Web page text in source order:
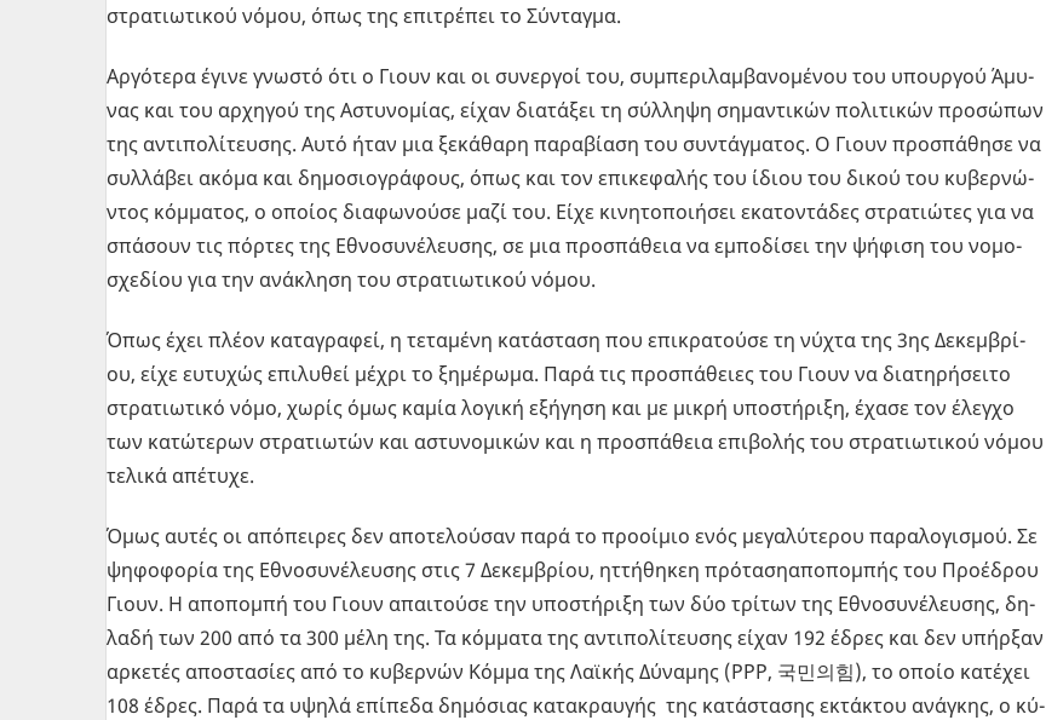
στρα­τιω­τι­κού νόμου, όπως της επι­τρέ­πει το Σύ­νταγ­μα.
Αρ­γό­τε­ρα έγινε γνω­στό ότι ο Γιουν και οι συ­νερ­γοί του, συ­μπε­ρι­λαμ­βα­νο­μέ­νου του υπουρ­γού Άμυ­
νας και του αρ­χη­γού της Αστυ­νο­μί­ας, είχαν δια­τά­ξει τη σύλ­λη­ψη ση­μα­ντι­κών πο­λι­τι­κών προ­σώ­πων
της αντι­πο­λί­τευ­σης. Αυτό ήταν μια ξε­κά­θα­ρη πα­ρα­βί­α­ση του συ­ντάγ­μα­τος. Ο Γιουν προ­σπά­θη­σε να
συλ­λά­βει ακόμα και δη­μο­σιο­γρά­φους, όπως και τον επι­κε­φα­λής του ίδιου του δικού του κυ­βερ­νώ­
ντος κόμ­μα­τος, ο οποί­ος δια­φω­νού­σε μαζί του. Είχε κι­νη­το­ποι­ή­σει εκα­το­ντά­δες στρα­τιώ­τες για να
σπά­σουν τις πόρ­τες της Εθνο­συ­νέ­λευ­σης, σε μια προ­σπά­θεια να εμπο­δί­σει την ψή­φι­ση του νο­μο­
σχε­δί­ου για την ανά­κλη­ση του στρα­τιω­τι­κού νόμου.
Όπως έχει πλέον κα­τα­γρα­φεί, η τε­τα­μέ­νη κα­τά­στα­ση που επι­κρα­τού­σε τη νύχτα της 3ης Δε­κεμ­βρί­
ου, είχε ευ­τυ­χώς επι­λυ­θεί μέχρι το ξη­μέ­ρω­μα. Παρά τις προ­σπά­θειες του Γιουν να δια­τη­ρή­σει­το
στρα­τιω­τι­κό νόμο, χωρίς όμως καμία λο­γι­κή εξή­γη­ση και με μικρή υπο­στή­ρι­ξη, έχασε τον έλεγ­χο
των κα­τώ­τε­ρων στρα­τιω­τών και αστυ­νο­μι­κών και η προ­σπά­θεια επι­βο­λής του στρα­τιω­τι­κού νόμου
τε­λι­κά απέ­τυ­χε.
Όμως αυτές οι από­πει­ρες δεν απο­τε­λού­σαν παρά το προ­οί­μιο ενός με­γα­λύ­τε­ρου πα­ρα­λο­γι­σμού. Σε
ψη­φο­φο­ρία της Εθνο­συ­νέ­λευ­σης στις 7 Δε­κεμ­βρί­ου, ητ­τή­θη­κεη πρό­τα­σηα­πο­πο­μπής του Προ­έ­δρου
Γιουν. Η απο­πο­μπή του Γιουν απαι­τού­σε την υπο­στή­ρι­ξη των δύο τρί­των της Εθνο­συ­νέ­λευ­σης, δη­
λα­δή των 200 από τα 300 μέλη της. Τα κόμ­μα­τα της αντι­πο­λί­τευ­σης είχαν 192 έδρες και δεν υπήρ­ξαν
αρ­κε­τές απο­στα­σί­ες από το κυ­βερ­νών Κόμμα της Λαϊ­κής Δύ­να­μης (PPP, 국민의힘), το οποίο κα­τέ­χει
108 έδρες. Παρά τα υψηλά επί­πε­δα δη­μό­σιας κα­τα­κραυ­γής της κα­τά­στα­σης εκτά­κτου ανά­γκης, ο κύ­